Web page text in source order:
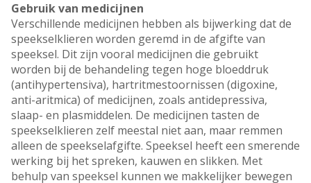
Gebruik van medicijnen
Verschillende medicijnen hebben als bijwerking dat de
speekselklieren worden geremd in de afgifte van
speeksel. Dit zijn vooral medicijnen die gebruikt
worden bij de behandeling tegen hoge bloeddruk
(antihypertensiva), hartritmestoornissen (digoxine,
anti-aritmica) of medicijnen, zoals antidepressiva,
slaap- en plasmiddelen. De medicijnen tasten de
speekselklieren zelf meestal niet aan, maar remmen
alleen de speekselafgifte. Speeksel heeft een smerende
werking bij het spreken, kauwen en slikken. Met
behulp van speeksel kunnen we makkelijker bewegen